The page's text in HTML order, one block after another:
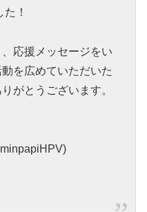
！
応援メッセージをい
を広めていただいた
がとうございます。